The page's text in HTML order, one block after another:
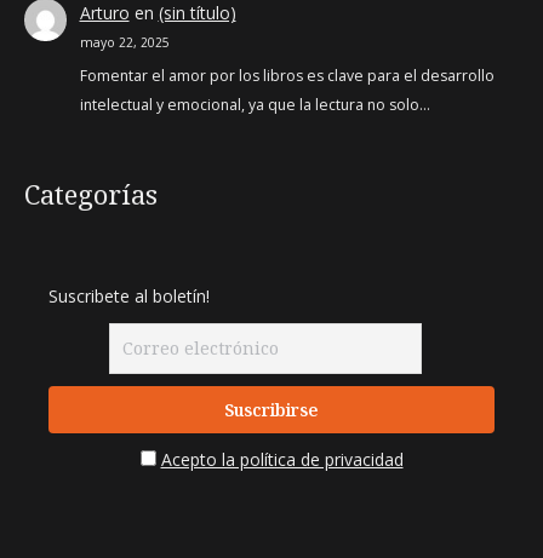
Arturo en (sin título)
mayo 22, 2025
Fomentar el amor por los libros es clave para el desarrollo
intelectual y emocional, ya que la lectura no solo…
Categorías
Suscribete al boletín!
Acepto la política de privacidad